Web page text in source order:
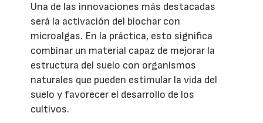
Una de las innovaciones más destacadas
será la activación del biochar con
microalgas. En la práctica, esto significa
combinar un material capaz de mejorar la
estructura del suelo con organismos
naturales que pueden estimular la vida del
suelo y favorecer el desarrollo de los
cultivos.